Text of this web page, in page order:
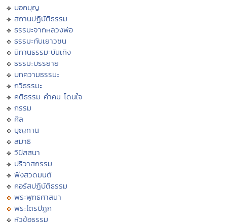
บอกบุญ
สถานปฏิบัติธรรม
ธรรมะจากหลวงพ่อ
ธรรมะกับเยาวชน
นิทานธรรมะบันเทิง
ธรรมะบรรยาย
บทความธรรมะ
กวีธรรมะ
คติธรรม คำคม โดนใจ
กรรม
ศีล
บุญทาน
สมาธิ
วิปัสสนา
ปริวาสกรรม
ฟังสวดมนต์
คอร์สปฏิบัติธรรม
พระพุทธศาสนา
พระไตรปิฏก
หัวข้อธรรม